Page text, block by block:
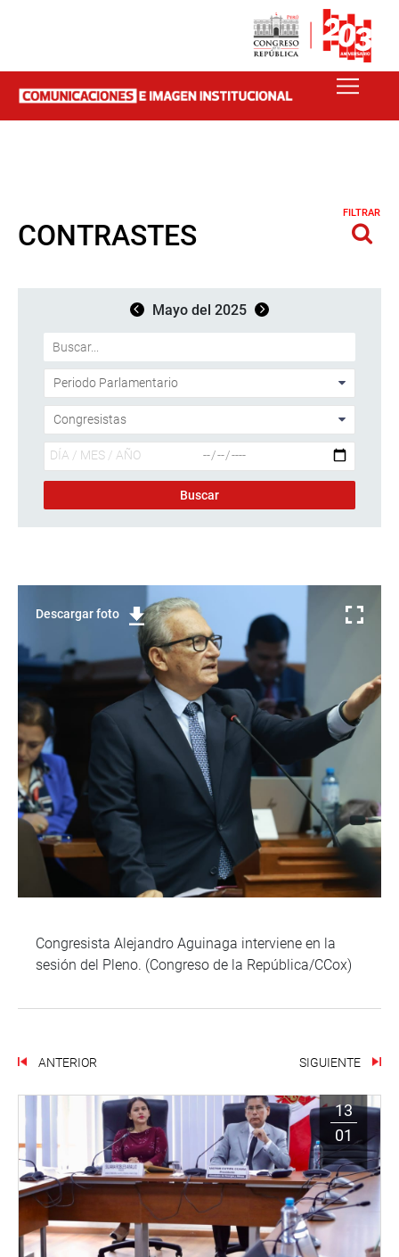
CONTRASTES
FILTRAR
Mayo del 2025
Descargar foto
Congresista Alejandro Aguinaga interviene en la
sesión del Pleno. (Congreso de la República/CCox)
ANTERIOR SIGUIENTE
13
01